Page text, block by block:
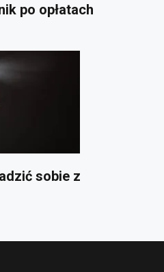
po opłatach
sobie z